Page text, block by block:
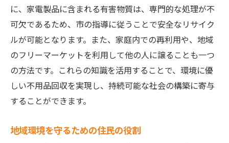
に、家電製品に含まれる有害物質は、専門的な処理が不
可欠であるため、市の指導に従うことで安全なリサイク
ルが可能となります。また、家庭内での再利用や、地域
のフリーマーケットを利用して他の人に譲ることも一つ
の方法です。これらの知識を活用することで、環境に優
しい不用品回収を実現し、持続可能な社会の構築に寄与
することができます。
地域環境を守るための住民の役割